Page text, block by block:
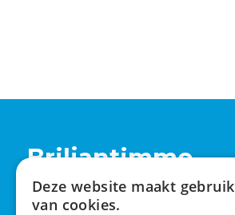
Briljantimmo
Tervuursesteenweg 762
Deze website maakt gebruik
van cookies.